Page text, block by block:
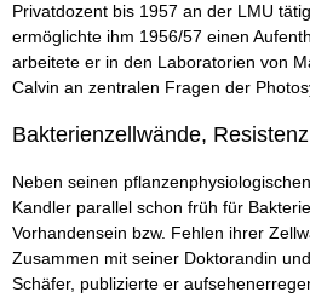
Privatdozent bis 1957 an der LMU
ermöglichte ihm 1956/57 einen
arbeitete er in den Laboratorien von
Calvin an zentralen Fragen der
Bakterienzellwände,
Neben seinen
Kandler parallel schon früh für
Vorhandensein bzw. Fehlen ihrer
Zusammen mit seiner Doktorandin
Schäfer, publizierte er